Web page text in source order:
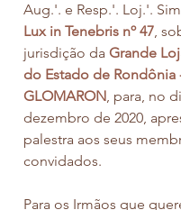
Aug.'. e Resp.'. Loj.'.
Lux in Tenebris nº 47,
jurisdição da Grande
do Estado de Rondônia
GLOMARON, para, no
dezembro de 2020,
palestra aos seus
convidados.
Para os Irmãos que